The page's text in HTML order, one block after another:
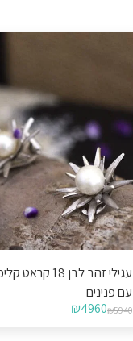
עגילי זהב לבן 18
עם פנינים
₪5940
₪4960